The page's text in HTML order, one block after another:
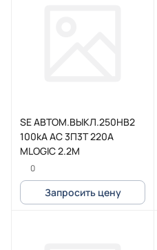
SE АВТОМ.ВЫКЛ.250HB2
100kA AC 3П3Т 220A
MLOGIC 2.2M
0
Запросить цену